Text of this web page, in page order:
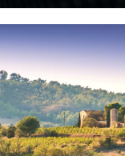
et vibratoire, la